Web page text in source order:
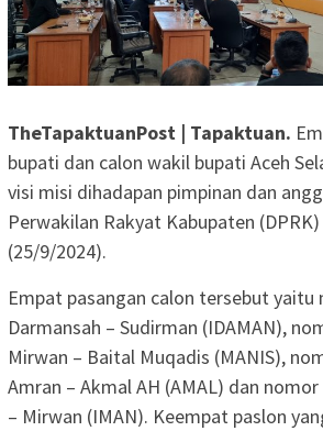
TheTapaktuanPost | Tapaktuan.
bupati dan calon wakil bupati Aceh
visi misi dihadapan pimpinan dan
Perwakilan Rakyat Kabupaten
(25/9/2024).
Empat pasangan calon tersebut yaitu
Darmansah – Sudirman (IDAMAN),
Mirwan – Baital Muqadis (MANIS),
Amran – Akmal AH (AMAL) dan
– Mirwan (IMAN). Keempat paslon